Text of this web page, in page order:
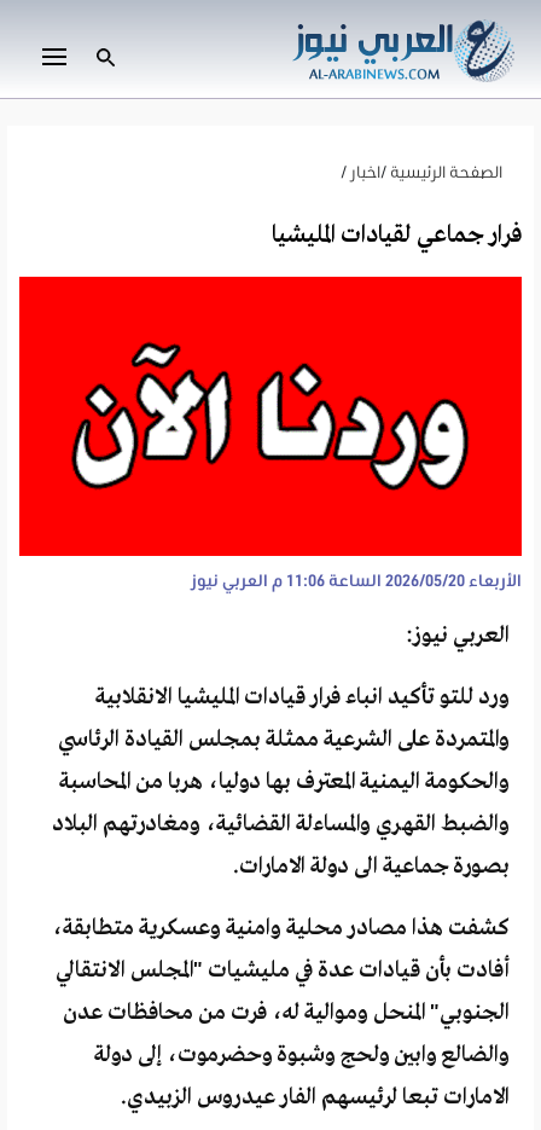
الصفحة الرئيسية /اخبار /
فرار جماعي لقيادات المليشيا
الأربعاء 2026/05/20 الساعة 11:06 م العربي نيوز
العربي نيوز:
ورد للتو تأكيد انباء فرار قيادات المليشيا الانقلابية
والمتمردة على الشرعية ممثلة بمجلس القيادة الرئاسي
والحكومة اليمنية المعترف بها دوليا، هربا من المحاسبة
والضبط القهري والمساءلة القضائية، ومغادرتهم البلاد
بصورة جماعية الى دولة الامارات.
كشفت هذا مصادر محلية وامنية وعسكرية متطابقة،
أفادت بأن قيادات عدة في مليشيات "المجلس الانتقالي
الجنوبي" المنحل وموالية له، فرت من محافظات عدن
والضالع وابين ولحج وشبوة وحضرموت، إلى دولة
الامارات تبعا لرئيسهم الفار عيدروس الزبيدي.